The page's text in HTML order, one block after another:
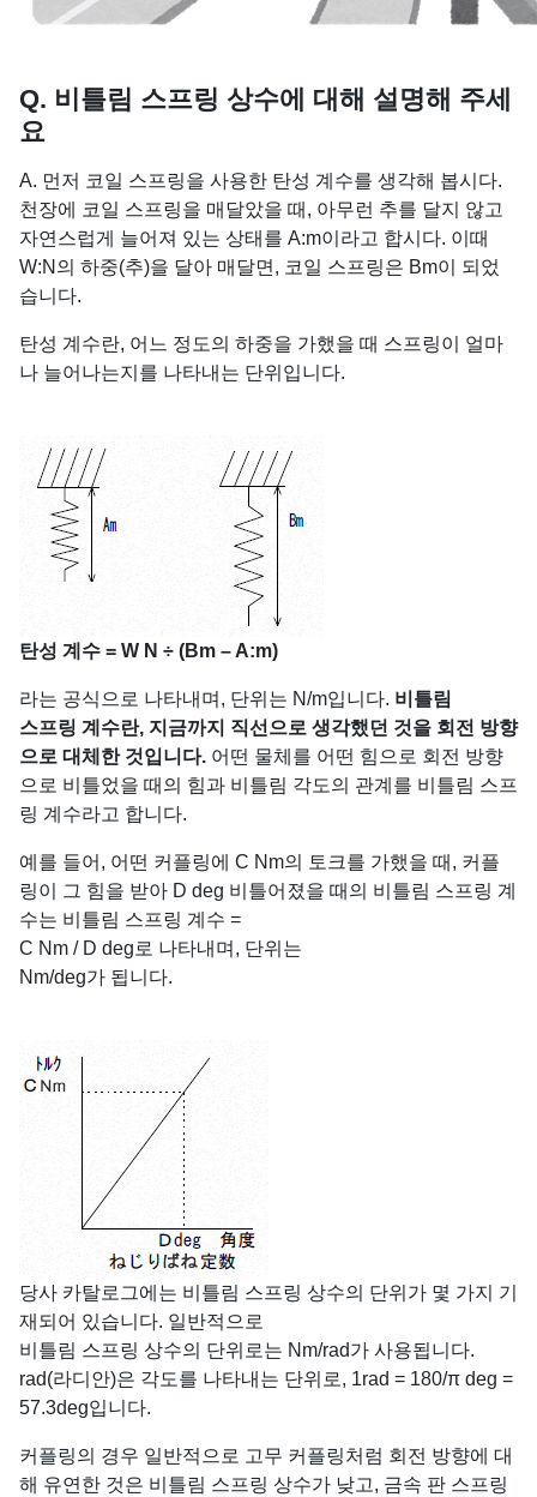
Q. 비틀림 스프링 상수에 대해 설명해 주세
요
A. 먼저 코일 스프링을 사용한 탄성 계수를 생각해 봅시다.
천장에 코일 스프링을 매달았을 때, 아무런 추를 달지 않고
자연스럽게 늘어져 있는 상태를 A:m이라고 합시다. 이때
W:N의 하중(추)을 달아 매달면, 코일 스프링은 Bm이 되었
습니다.
탄성 계수란, 어느 정도의 하중을 가했을 때 스프링이 얼마
나 늘어나는지를 나타내는 단위입니다.
탄성 계수 = W N ÷ (Bm – A:m)
라는 공식으로 나타내며, 단위는 N/m입니다. 비틀림
스프링 계수란, 지금까지 직선으로 생각했던 것을 회전 방향
으로 대체한 것입니다. 어떤 물체를 어떤 힘으로 회전 방향
으로 비틀었을 때의 힘과 비틀림 각도의 관계를 비틀림 스프
링 계수라고 합니다.
예를 들어, 어떤 커플링에 C Nm의 토크를 가했을 때, 커플
링이 그 힘을 받아 D deg 비틀어졌을 때의 비틀림 스프링 계
수는 비틀림 스프링 계수 =
C Nm / D deg로 나타내며, 단위는
Nm/deg가 됩니다.
당사 카탈로그에는 비틀림 스프링 상수의 단위가 몇 가지 기
재되어 있습니다. 일반적으로
비틀림 스프링 상수의 단위로는 Nm/rad가 사용됩니다.
rad(라디안)은 각도를 나타내는 단위로, 1rad = 180/π deg =
57.3deg입니다.
커플링의 경우 일반적으로 고무 커플링처럼 회전 방향에 대
해 유연한 것은 비틀림 스프링 상수가 낮고, 금속 판 스프링